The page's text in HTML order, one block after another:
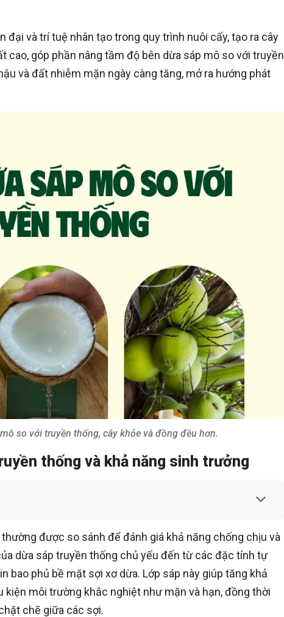
đại và trí tuệ nhân tạo trong quy trình nuôi cấy, tạo ra cây
cao, góp phần nâng tầm độ bên dừa sáp mô so với truyền
và đất nhiễm mặn ngày càng tăng, mở ra hướng phát
so với truyền thống, cây khỏe và đồng đều hơn.
thống và khả năng sinh trưởng
được so sánh để đánh giá khả năng chống chịu và
dừa sáp truyền thống chủ yếu đến từ các đặc tính tự
bao phủ bề mặt sợi xơ dừa. Lớp sáp này giúp tăng khả
môi trường khắc nghiệt như mặn và hạn, đồng thời
chẽ giữa các sợi.